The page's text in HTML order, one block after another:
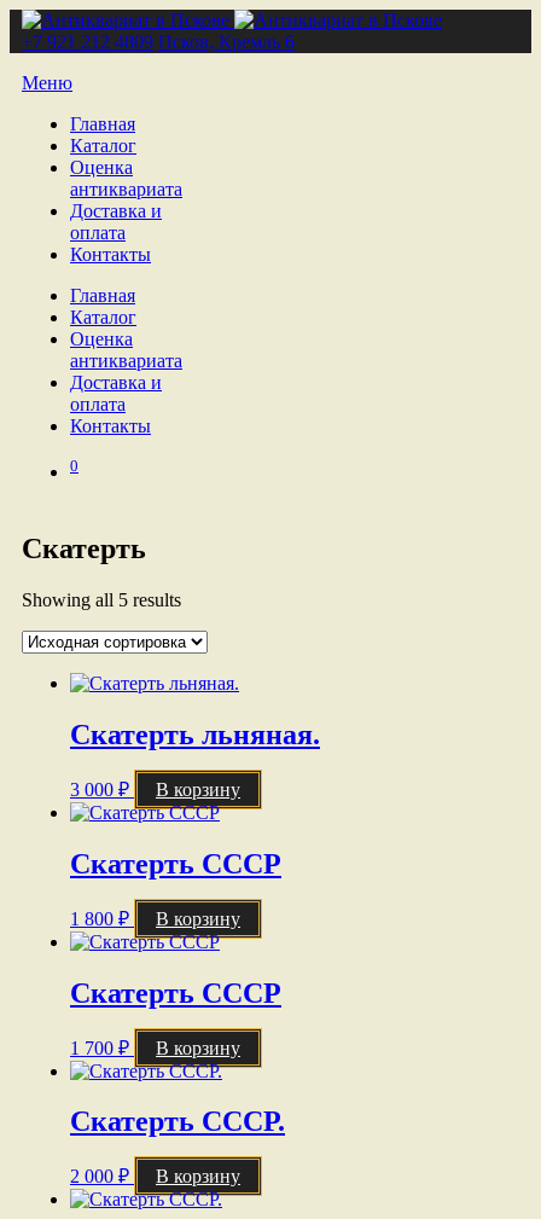
+7 921 212 4809 Псков, Кремль 6
Меню
Главная
Каталог
Оценка
антиквариата
Доставка и
оплата
Контакты
Главная
Каталог
Оценка
антиквариата
Доставка и
оплата
Контакты
0
Скатерть
Showing all 5 results
Скатерть льняная.
3 000 ₽ В корзину
Скатерть СССР
1 800 ₽ В корзину
Скатерть СССР
1 700 ₽ В корзину
Скатерть СССР.
2 000 ₽ В корзину